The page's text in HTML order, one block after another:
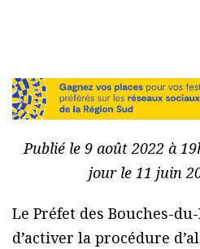
Publié le 9 août 2022 à
jour le 11 juin
Le Préfet des Bouches-
d’activer la procédure